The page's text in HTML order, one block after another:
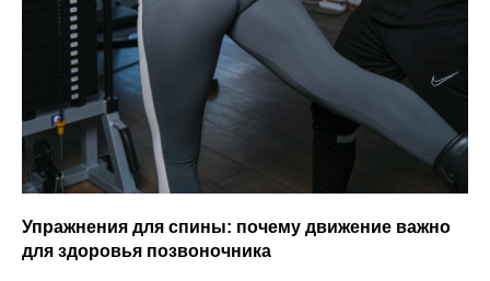
Упражнения для спины: почему движение важно
для здоровья позвоночника